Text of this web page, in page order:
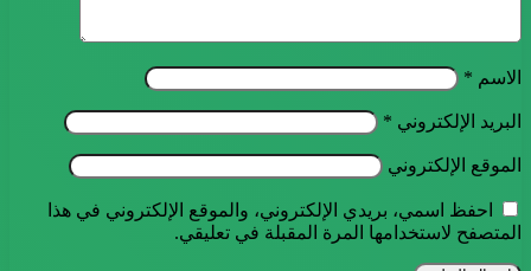
الاسم *
البريد الإلكتروني *
الموقع الإلكتروني
احفظ اسمي، بريدي الإلكتروني، والموقع الإلكتروني في هذا
المتصفح لاستخدامها المرة المقبلة في تعليقي.